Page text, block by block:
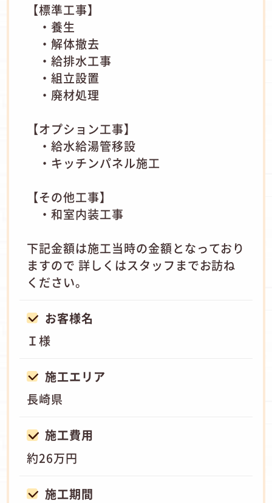
【標準工事】
・養生
・解体撤去
・給排水工事
・組立設置
・廃材処理
【オプション工事】
・給水給湯管移設
・キッチンパネル施工
【その他工事】
・和室内装工事
下記金額は施工当時の金額となっており
ますので 詳しくはスタッフまでお訪ね
ください。
お客様名
Ｉ様
施工エリア
長崎県
施工費用
約26万円
施工期間